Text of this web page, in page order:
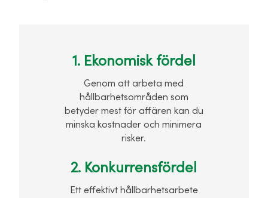
1. Ekonomisk fördel
Genom att arbeta med
hållbarhetsområden som
betyder mest för affären kan du
minska kostnader och minimera
risker.
2. Konkurrensfördel
Ett effektivt hållbarhetsarbete